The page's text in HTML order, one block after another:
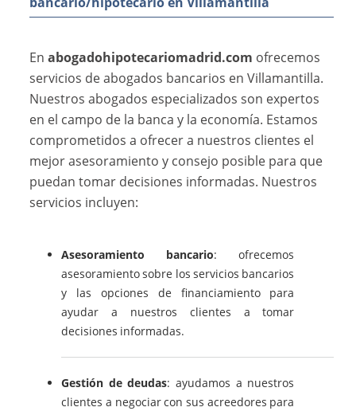
Enabogadohipotecariomadrid.com ofrecemos
servicios de abogados bancarios en Villamantilla.
Nuestros abogados especializados son expertos
en el campo de la banca y la economía. Estamos
comprometidos a ofrecer a nuestros clientes el
mejor asesoramiento y consejo posible para que
puedan tomar decisiones informadas. Nuestros
servicios incluyen:
Asesoramiento bancario: ofrecemos
asesoramiento sobre los servicios bancarios
y las opciones de financiamiento para
ayudar a nuestros clientes a tomar
decisiones informadas.
Gestión de deudas: ayudamos a nuestros
clientes a negociar con sus acreedores para